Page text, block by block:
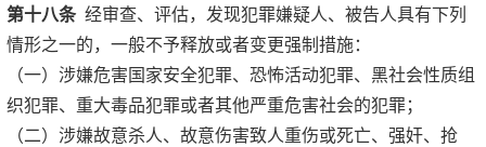
第十八条 经审查、评估，发现犯罪嫌疑人、被告人具有下列
情形之一的，一般不予释放或者变更强制措施：
（一）涉嫌危害国家安全犯罪、恐怖活动犯罪、黑社会性质组
织犯罪、重大毒品犯罪或者其他严重危害社会的犯罪；
（二）涉嫌故意杀人、故意伤害致人重伤或死亡、强奸、抢